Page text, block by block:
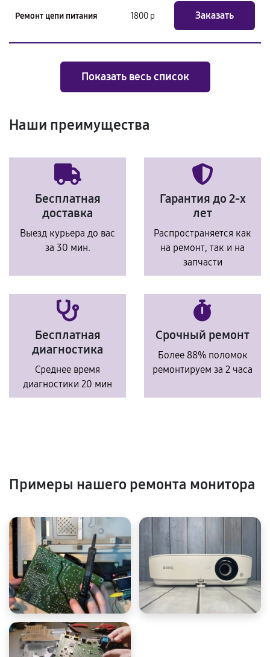
Ремонт цепи питания 1800 р Заказать
Показать весь список
Наши преимущества
Бесплатная
доставка
Выезд курьера до вас
за 30 мин.
Гарантия до 2-х
лет
Распространяется как
на ремонт, так и на
запчасти
Бесплатная
диагностика
Среднее время
диагностики 20 мин
Срочный ремонт
Более 88% поломок
ремонтируем за 2 часа
Примеры нашего ремонта монитора